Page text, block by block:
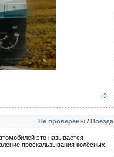
+2
Не проверены / Поезда
это называется
проскальзывания колёсных